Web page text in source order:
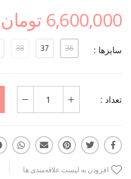
6,600,000 تومان
سایزها : 36
37
38
تعداد :
افزودن به لیست علاقه‌مندی ها